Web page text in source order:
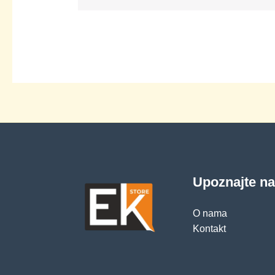
Upoznajte
O nama
Kontakt